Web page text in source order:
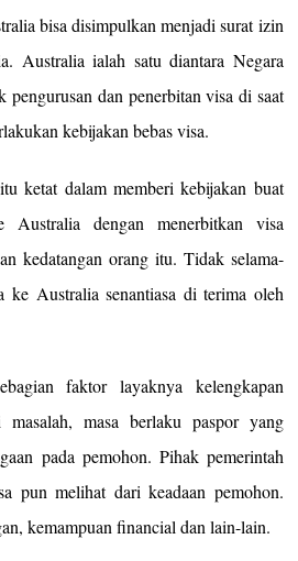
bisa disimpulkan menjadi surat izin
Australia ialah satu diantara Negara
pengurusan dan penerbitan visa di saat
kebijakan bebas visa.
ketat dalam memberi kebijakan buat
Australia dengan menerbitkan visa
kedatangan orang itu. Tidak selama-
ke Australia senantiasa di terima oleh
faktor layaknya kelengkapan
masa berlaku paspor yang
pada pemohon. Pihak pemerintah
pun melihat dari keadaan pemohon.
kemampuan financial dan lain-lain.